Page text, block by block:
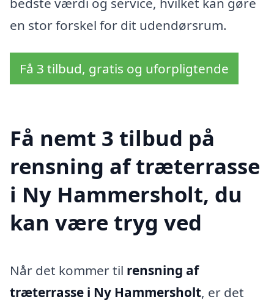
en stor forskel for dit udendørsrum.
Få 3 tilbud, gratis og uforpligtende
Få nemt 3 tilbud på
rensning af træterrasse
i Ny Hammersholt, du
kan være tryg ved
Når det kommer til rensning af
træterrasse i Ny Hammersholt, er det